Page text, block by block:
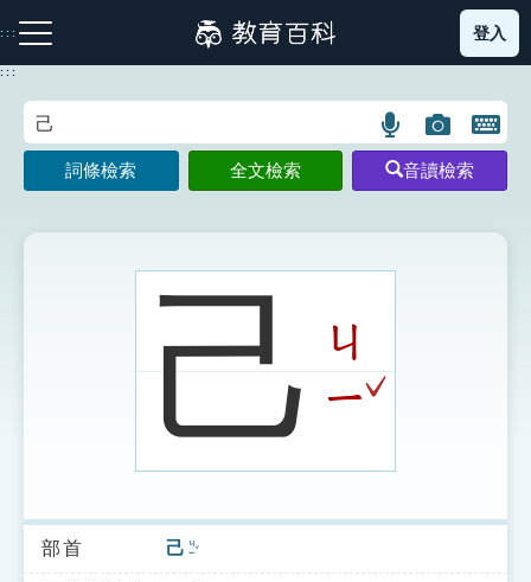
到
主
:::
注音索引圖示 筆畫索引圖示 部首索引表圖示
索引選單
登入
:::
語
言
搜
示
圖
片
搜
開
鍵
圖
詞條檢索 全文檢索 音讀檢索
己 ㄐ
ㄧ ˇ
部首 己 ㄐㄧˇ